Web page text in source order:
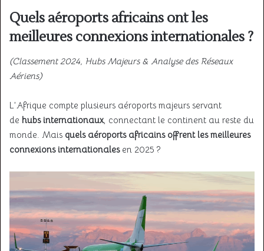
Quels aéroports africains ont les
meilleures connexions internationales ?
(Classement 2024, Hubs Majeurs & Analyse des Réseaux
Aériens)
L’Afrique compte plusieurs aéroports majeurs servant
de hubs internationaux, connectant le continent au reste du
monde. Mais quels aéroports africains offrent les meilleures
connexions internationalesen 2025 ?